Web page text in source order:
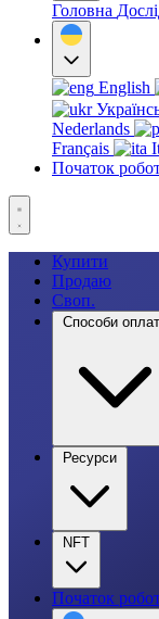
Головна
English
Nederlands
Français
Початок
Купити
Продаю
Своп.
Способи
Ресурси
NFT
Початок